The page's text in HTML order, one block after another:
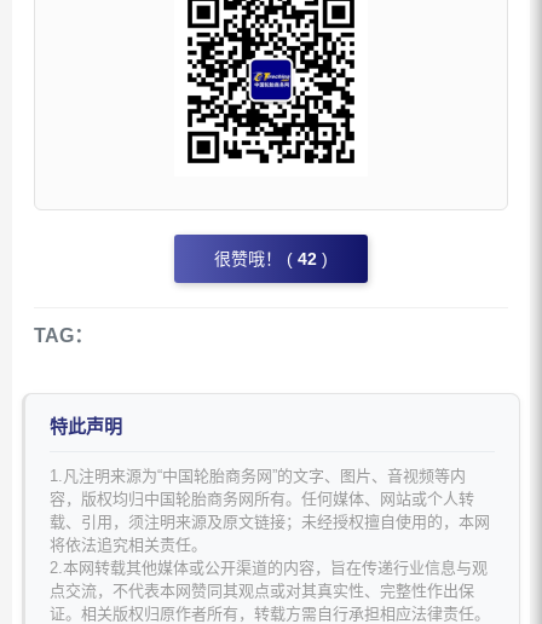
很赞哦！ ( 42 )
TAG：
特此声明
1.凡注明来源为“中国轮胎商务网”的文字、图片、音视频等内
容，版权均归中国轮胎商务网所有。任何媒体、网站或个人转
载、引用，须注明来源及原文链接；未经授权擅自使用的，本网
将依法追究相关责任。
2.本网转载其他媒体或公开渠道的内容，旨在传递行业信息与观
点交流，不代表本网赞同其观点或对其真实性、完整性作出保
证。相关版权归原作者所有，转载方需自行承担相应法律责任。